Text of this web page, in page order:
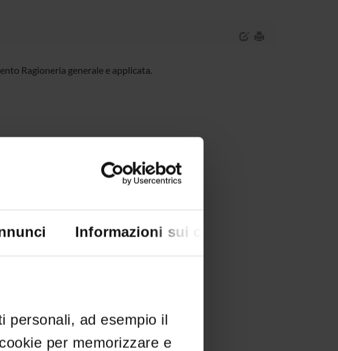
Informazioni sui cookie
personali, ad esempio il
per memorizzare e
Ragioneria generale e applicata.